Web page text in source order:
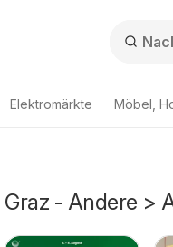
Elektromärkte Möbel,
Graz - Andere >